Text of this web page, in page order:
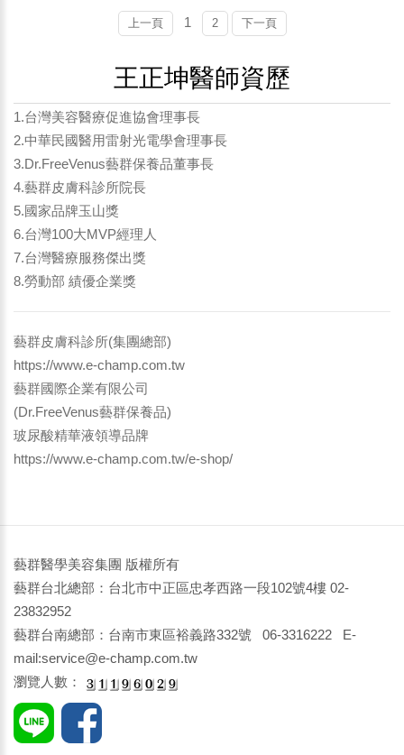
上一頁 1 2 下一頁
王正坤醫師資歷
1.台灣美容醫療促進協會理事長
2.中華民國醫用雷射光電學會理事長
3.Dr.FreeVenus藝群保養品董事長
4.藝群皮膚科診所院長
5.國家品牌玉山獎
6.台灣100大MVP經理人
7.台灣醫療服務傑出獎
8.勞動部 績優企業獎
藝群皮膚科診所(集團總部)
https://www.e-champ.com.tw
藝群國際企業有限公司
(Dr.FreeVenus藝群保養品)
玻尿酸精華液領導品牌
https://www.e-champ.com.tw/e-shop/
藝群醫學美容集團 版權所有
藝群台北總部：台北市中正區忠孝西路一段102號4樓 02-
23832952
藝群台南總部：台南市東區裕義路332號 06-3316222 E-
mail:service@e-champ.com.tw
瀏覽人數：